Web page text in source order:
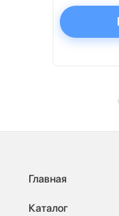
Главная
Каталог